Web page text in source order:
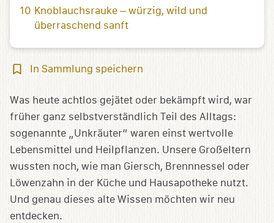
Knoblauchsrauke – würzig, wild und
überraschend sanft
In
speichern
In Sammlung speichern
Was heute achtlos gejätet oder bekämpft wird, war
früher ganz selbstverständlich Teil des Alltags:
sogenannte „Unkräuter“ waren einst wertvolle
Lebensmittel und Heilpflanzen. Unsere Großeltern
wussten noch, wie man Giersch, Brennnessel oder
Löwenzahn in der Küche und Hausapotheke nutzt.
Und genau dieses alte Wissen möchten wir neu
entdecken.